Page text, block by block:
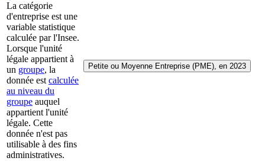
La catégorie
d'entreprise est une
variable statistique
calculée par l'Insee.
Lorsque l'unité
légale appartient à
un groupe, la
donnée est calculée
au niveau du
groupe auquel
appartient l'unité
légale. Cette
donnée n'est pas
utilisable à des fins
administratives.
Petite ou Moyenne Entreprise (PME), en 2023